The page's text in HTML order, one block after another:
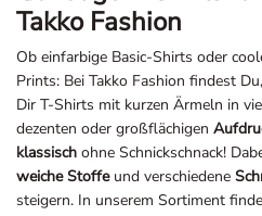
Takko Fashion
Ob einfarbige Basic-Shirts oder
Prints: Bei Takko Fashion findest
Dir T-Shirts mit kurzen Ärmeln in
dezenten oder großflächigen
klassisch ohne Schnickschnack!
weiche Stoffeund verschiedene
steigern. In unserem Sortiment